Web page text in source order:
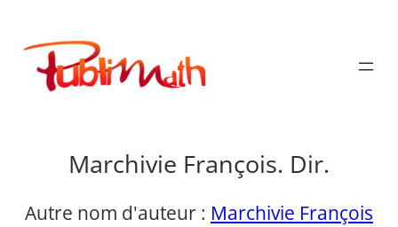
contenu
Publimath
Marchivie François. Dir.
Autre nom d'auteur : Marchivie François